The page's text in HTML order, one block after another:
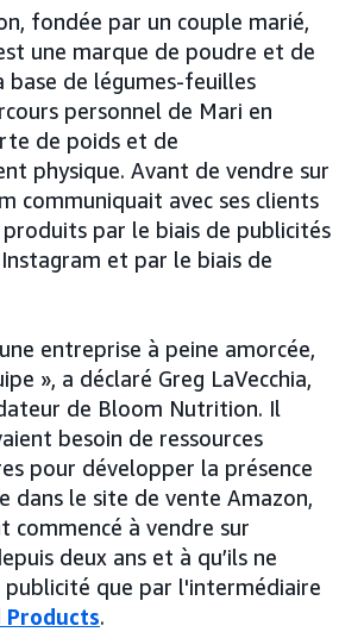
fondée par un couple marié,
une marque de poudre et de
base de légumes-feuilles
personnel de Mari en
de poids et de
physique. Avant de vendre sur
communiquait avec ses clients
par le biais de publicités
et par le biais de
entreprise à peine amorcée,
», a déclaré Greg LaVecchia,
de Bloom Nutrition. Il
besoin de ressources
pour développer la présence
dans le site de vente Amazon,
commencé à vendre sur
deux ans et à qu’ils ne
que par l'intermédiaire
Products.